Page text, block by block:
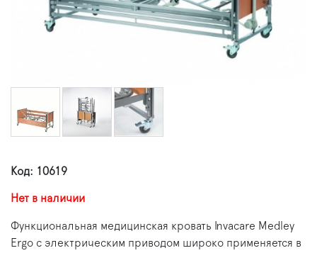
Код: 10619
Нет в наличии
Функциональная медицинская кровать Invacare Medley
Ergo с электрическим приводом широко применяется в